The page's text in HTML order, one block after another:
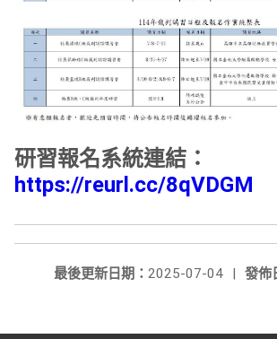
研習報名系統連結：
https://reurl.cc/8qVDGM
發佈
最後更新日期： 2025-07-04
|